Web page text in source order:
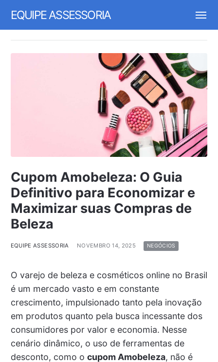
EQUIPE ASSESSORIA
Cupom Amobeleza: O Guia
Definitivo para Economizar e
Maximizar suas Compras de
Beleza
EQUIPE ASSESSORIA NOVEMBRO 14, 2025 NEGÓCIOS
O varejo de beleza e cosméticos online no Brasil
é um mercado vasto e em constante
crescimento, impulsionado tanto pela inovação
em produtos quanto pela busca incessante dos
consumidores por valor e economia. Nesse
cenário dinâmico, o uso de ferramentas de
desconto, como o cupom Amobeleza, não é